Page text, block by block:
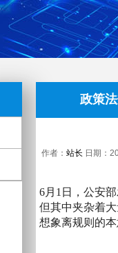
政策
作者： 站长 日期：
6月1日，公安
但其中夹杂着
想象离规则的本